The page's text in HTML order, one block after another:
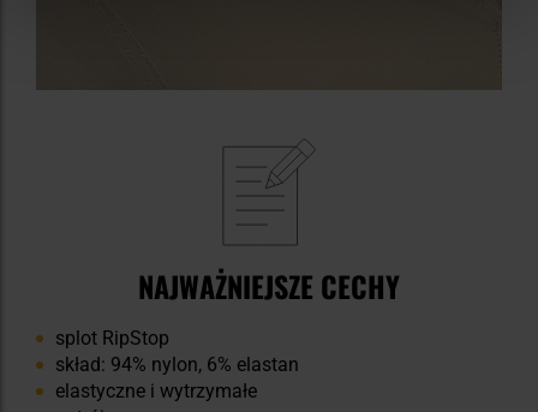
NAJWAŻNIEJSZE CECHY
splot RipStop
skład: 94% nylon, 6% elastan
elastyczne i wytrzymałe